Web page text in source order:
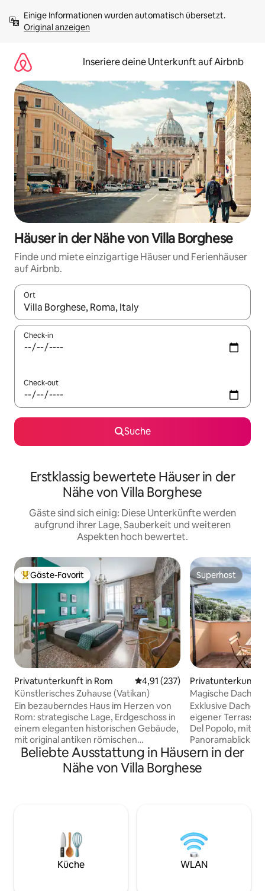
Inhalten
springenOriginal anzeigen
Inseriere deine Unterkunft auf Airbnb
Häuser in der Nähe von Villa Borghese
Finde und miete einzigartige Häuser und Ferienhäuser
auf Airbnb.
Ort
Wenn Ergebnisse verfügbar sind, navigiere mit den
Check-in
Check-out
Suche
Erstklassig bewertete Häuser in der
Nähe von Villa Borghese
Gäste sind sich einig: Diese Unterkünfte werden
aufgrund ihrer Lage, Sauberkeit und weiteren
Aspekten hoch bewertet.
Beliebter Gäste-Favorit.
Gäste-Favorit
Privatunterkunft in Rom Durchschnittliche Bewertung:
4,91 (237)
Künstlerisches Zuhause (Vatikan)
Ein bezauberndes Haus im Herzen von
Rom: strategische Lage, Erdgeschoss in
einem eleganten historischen Gebäude,
mit original antiken römischen
Sichtmauern, die eine einzigartige
Atmosphäre schaffen. Vintage-
Atmosphäre, authentisch, einladend,
Kolosseum), in der Nähe des
Olympiastadions, schnelles WLAN,
Betten mit Memory-Schaum-Matratzen,
Smart-TV. Lebhaftes Viertel:
Superhost
Superhost
Privatunterkunft
Magische
Blick auf die
Exklusive
eigener Terrasse
Del Popolo, mit
Panoramablick
Zentrum von
Badezimmern,
kannst du
Sonnenschein
mit der
die du je gesehen hast. U-
Beliebte Ausstattung in Häusern in der
Nähe von Villa Borghese
Küche WLAN